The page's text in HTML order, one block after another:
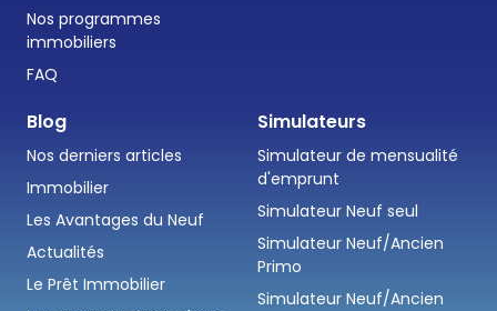
Nos programmes
immobiliers
FAQ
Blog
Nos derniers articles
Immobilier
Les Avantages du Neuf
Actualités
Le Prêt Immobilier
Simulateurs
Simulateur de mensualité
d'emprunt
Simulateur Neuf seul
Simulateur Neuf/Ancien
Primo
Simulateur Neuf/Ancien